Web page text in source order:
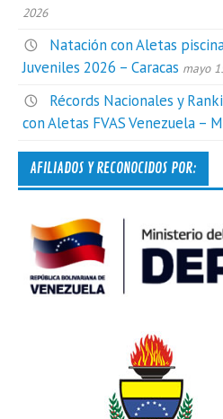
2026
Natación con Aletas
Juveniles 2026 – Caracas mayo
Récords Nacionales y
con Aletas FVAS Venezuela –
AFILIADOS Y RECONOCIDOS POR: